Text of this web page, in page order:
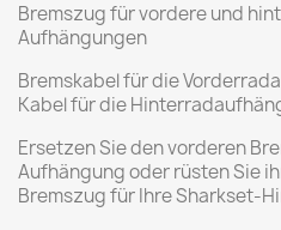
Bremszug für vordere und
Aufhängungen
Bremskabel für die
Kabel für die
Ersetzen Sie den vorderen
Aufhängung oder rüsten Sie
Bremszug für Ihre Sharkset-